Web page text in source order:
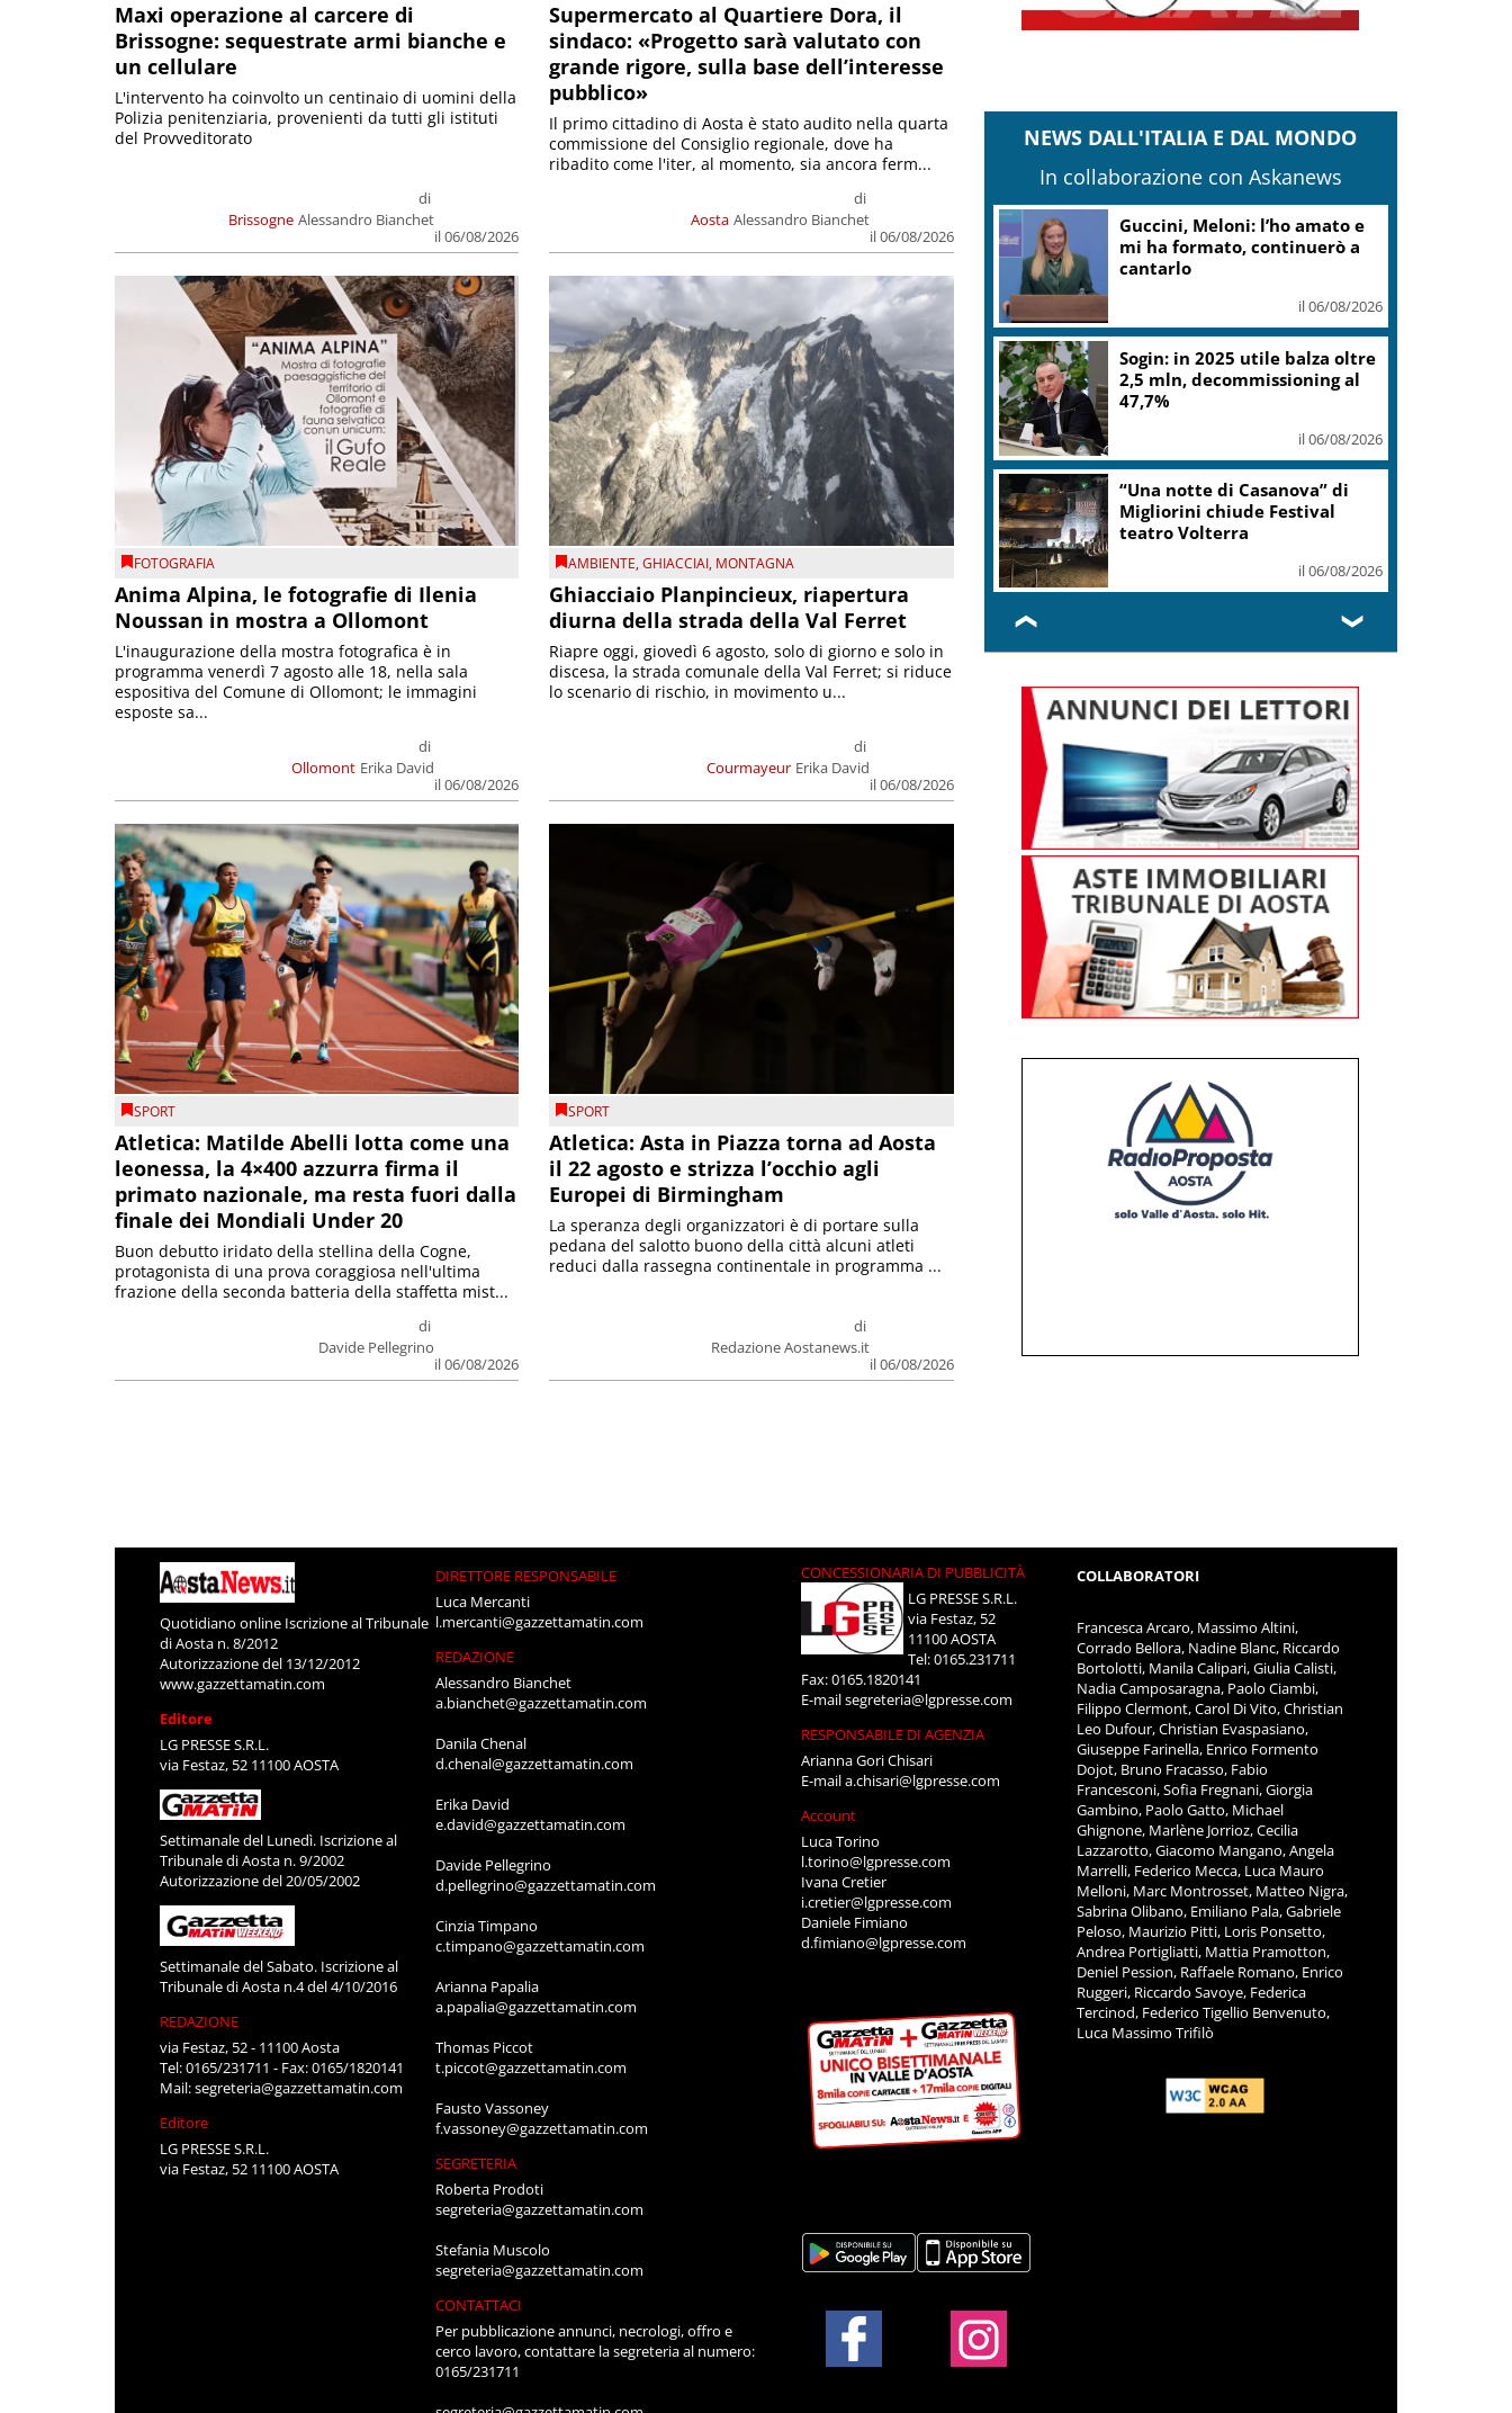
Maxi operazione al carcere di
Brissogne: sequestrate armi bianche e
un cellulare
Brissogne
di
Alessandro Bianchet
il 06/08/2026
L'intervento ha coinvolto un centinaio di uomini della
Polizia penitenziaria, provenienti da tutti gli istituti
del Provveditorato
Supermercato al Quartiere Dora, il
sindaco: «Progetto sarà valutato con
grande rigore, sulla base dell’interesse
pubblico»
Aosta
di
Alessandro Bianchet
il 06/08/2026
Il primo cittadino di Aosta è stato audito nella quarta
commissione del Consiglio regionale, dove ha
ribadito come l'iter, al momento, sia ancora ferm...
FOTOGRAFIA
Anima Alpina, le fotografie di Ilenia
Noussan in mostra a Ollomont
Ollomont
di
Erika David
il 06/08/2026
L'inaugurazione della mostra fotografica è in
programma venerdì 7 agosto alle 18, nella sala
espositiva del Comune di Ollomont; le immagini
esposte sa...
AMBIENTE,GHIACCIAI, MONTAGNA
Ghiacciaio Planpincieux, riapertura
diurna della strada della Val Ferret
Courmayeur
di
Erika David
il 06/08/2026
Riapre oggi, giovedì 6 agosto, solo di giorno e solo in
discesa, la strada comunale della Val Ferret; si riduce
lo scenario di rischio, in movimento u...
SPORT
Atletica: Matilde Abelli lotta come una
leonessa, la 4×400 azzurra firma il
primato nazionale, ma resta fuori dalla
finale dei Mondiali Under 20
di
Davide Pellegrino
il 06/08/2026
Buon debutto iridato della stellina della Cogne,
protagonista di una prova coraggiosa nell'ultima
frazione della seconda batteria della staffetta mist...
SPORT
Atletica: Asta in Piazza torna ad Aosta
il 22 agosto e strizza l’occhio agli
Europei di Birmingham
di
Redazione Aostanews.it
il 06/08/2026
La speranza degli organizzatori è di portare sulla
pedana del salotto buono della città alcuni atleti
reduci dalla rassegna continentale in programma ...
NEWS DALL'ITALIA E DAL MONDO
In collaborazione con Askanews
Guccini, Meloni: l’ho amato e
mi ha formato, continuerò a
cantarlo
il 06/08/2026
Sogin: in 2025 utile balza oltre
2,5 mln, decommissioning al
47,7%
il 06/08/2026
“Una notte di Casanova” di
Migliorini chiude Festival
teatro Volterra
il 06/08/2026
❮ ❯
Quotidiano online Iscrizione al Tribunale
di Aosta n. 8/2012
Autorizzazione del 13/12/2012
www.gazzettamatin.com
Editore
LG PRESSE S.R.L.
via Festaz, 52 11100 AOSTA
Settimanale del Lunedì. Iscrizione al
Tribunale di Aosta n. 9/2002
Autorizzazione del 20/05/2002
Settimanale del Sabato. Iscrizione al
Tribunale di Aosta n.4 del 4/10/2016
REDAZIONE
via Festaz, 52 - 11100 Aosta
Tel: 0165/231711 - Fax: 0165/1820141
Mail:segreteria@gazzettamatin.com
Editore
LG PRESSE S.R.L.
via Festaz, 52 11100 AOSTA
DIRETTORE RESPONSABILE
Luca Mercanti
l.mercanti@gazzettamatin.com
REDAZIONE
Alessandro Bianchet
a.bianchet@gazzettamatin.com
Danila Chenal
d.chenal@gazzettamatin.com
Erika David
e.david@gazzettamatin.com
Davide Pellegrino
d.pellegrino@gazzettamatin.com
Cinzia Timpano
c.timpano@gazzettamatin.com
Arianna Papalia
a.papalia@gazzettamatin.com
Thomas Piccot
t.piccot@gazzettamatin.com
Fausto Vassoney
f.vassoney@gazzettamatin.com
SEGRETERIA
Roberta Prodoti
segreteria@gazzettamatin.com
Stefania Muscolo
segreteria@gazzettamatin.com
CONTATTACI
Per pubblicazione annunci, necrologi, offro e
cerco lavoro, contattare la segreteria al numero:
0165/231711
CONCESSIONARIA DI PUBBLICITÀ
LG PRESSE S.R.L.
via Festaz, 52
11100 AOSTA
Tel: 0165.231711
Fax: 0165.1820141
E-mailsegreteria@lgpresse.com
RESPONSABILE DI AGENZIA
Arianna Gori Chisari
E-maila.chisari@lgpresse.com
Account
Luca Torino
l.torino@lgpresse.com
Ivana Cretier
i.cretier@lgpresse.com
Daniele Fimiano
d.fimiano@lgpresse.com
COLLABORATORI
Francesca Arcaro, Massimo Altini,
Corrado Bellora, Nadine Blanc, Riccardo
Bortolotti, Manila Calipari, Giulia Calisti,
Nadia Camposaragna, Paolo Ciambi,
Filippo Clermont, Carol Di Vito, Christian
Leo Dufour, Christian Evaspasiano,
Giuseppe Farinella, Enrico Formento
Dojot, Bruno Fracasso, Fabio
Francesconi, Sofia Fregnani, Giorgia
Gambino, Paolo Gatto, Michael
Ghignone, Marlène Jorrioz, Cecilia
Lazzarotto, Giacomo Mangano, Angela
Marrelli, Federico Mecca, Luca Mauro
Melloni, Marc Montrosset, Matteo Nigra,
Sabrina Olibano, Emiliano Pala, Gabriele
Peloso, Maurizio Pitti, Loris Ponsetto,
Andrea Portigliatti, Mattia Pramotton,
Deniel Pession, Raffaele Romano, Enrico
Ruggeri, Riccardo Savoye, Federica
Tercinod, Federico Tigellio Benvenuto,
Luca Massimo Trifilò